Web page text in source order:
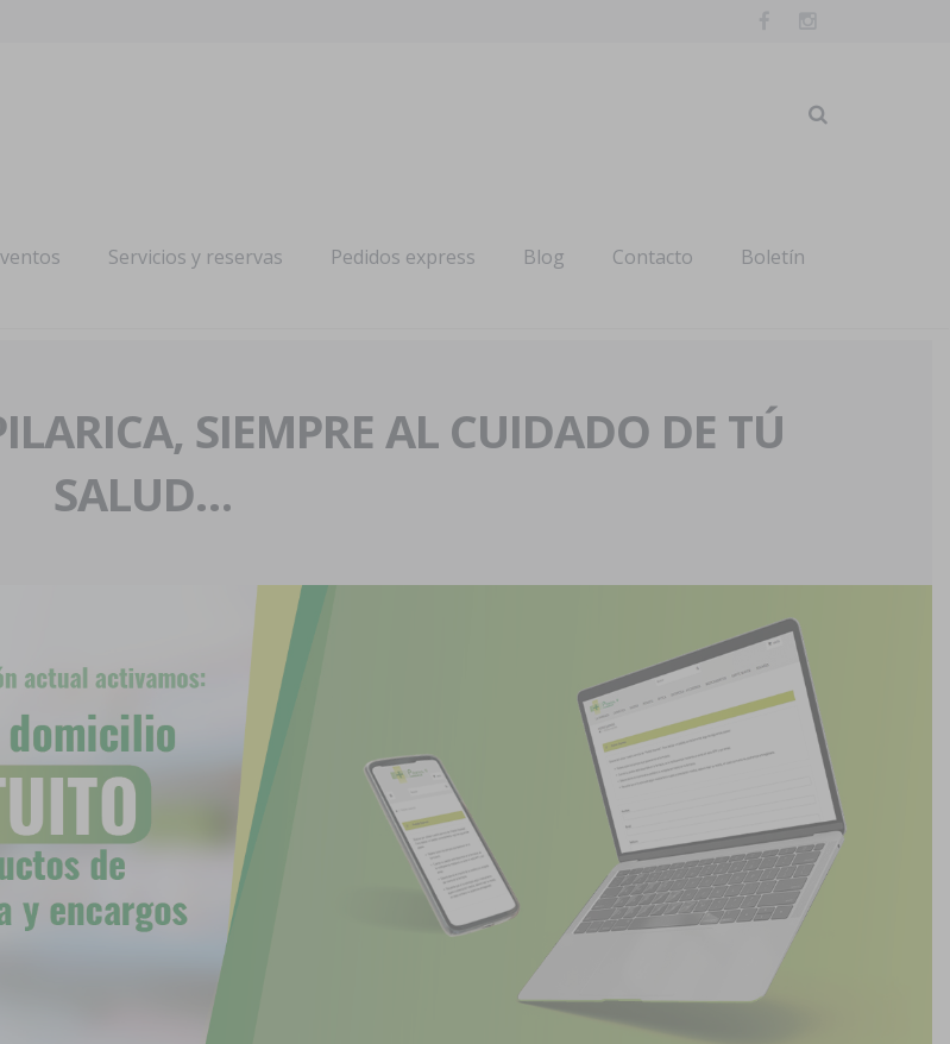
Servicios y reservas Pedidos express Blog Contacto Boletín
SIEMPRE AL CUIDADO DE TÚ
SALUD…